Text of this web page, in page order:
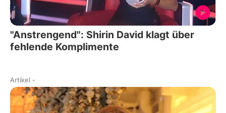
"Anstrengend": Shirin David klagt über
fehlende Komplimente
Artikel -